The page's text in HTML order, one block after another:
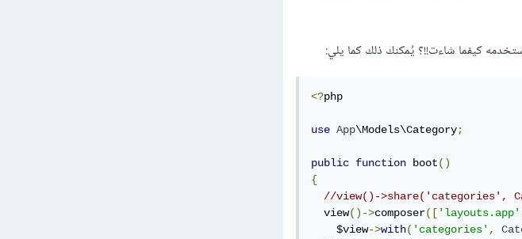
<?php
use App\Models\Category;
public function boot()
{
//view()->share('categories',
  view
()->composer([ 'layouts.app'
    $view
->with( 'categories' ,